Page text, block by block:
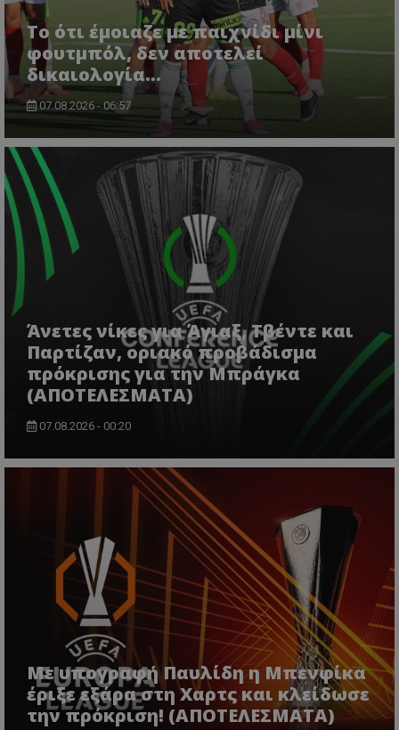
Το ότι έμοιαζε με παιχνίδι μίνι
φουτμπόλ, δεν αποτελεί
δικαιολογία…
07.08.2026 - 06:57
Άνετες νίκες για Άγιαξ, Τβέντε και
Παρτίζαν, οριακό προβάδισμα
πρόκρισης για την Μπράγκα
(ΑΠΟΤΕΛΕΣΜΑΤΑ)
07.08.2026 - 00:20
Με υπογραφή Παυλίδη η Μπενφίκα
έριξε εξάρα στη Χαρτς και κλείδωσε
την πρόκριση! (ΑΠΟΤΕΛΕΣΜΑΤΑ)